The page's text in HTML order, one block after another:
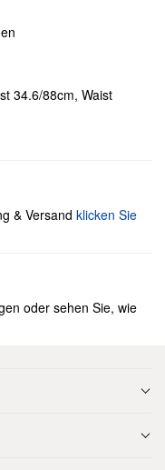
34.6/88cm, Waist
& Versand klicken Sie
oder sehen Sie, wie